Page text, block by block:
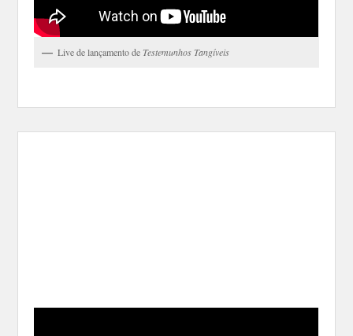
Live de lançamento de Testemunhos Tangíveis